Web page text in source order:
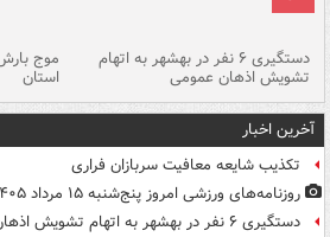
دستگیری ۶ نفر در بهشهر به اتهام
تشویش اذهان عمومی استان
آخرین اخبار
تکذیب شایعه معافیت سربازان فراری
روزنامه‌های ورزشی امروز پنج‌شنبه ۱۵ مرداد ۱۴۰۵
دستگیری ۶ نفر در بهشهر به اتهام تشویش اذهان عمومی